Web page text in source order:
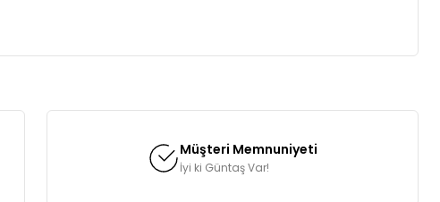
Müşteri Memnuniyeti
İyi ki Güntaş Var!